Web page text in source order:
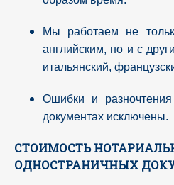
Мы работаем не
английским, но и с
итальянский,
Ошибки и
документах исключены.
СТОИМОСТЬ
ОДНОСТРАНИЧНЫХ